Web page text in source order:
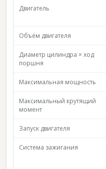
Двигатель
Объём двигателя
Диаметр цилиндра × ход
поршня
Максимальная мощность
Максимальный крутящий
момент
Запуск двигателя
Система зажигания